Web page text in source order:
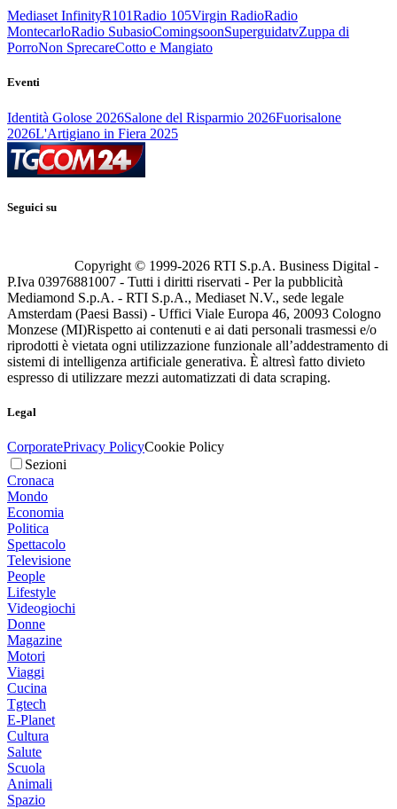
Mediaset InfinityR101Radio 105Virgin RadioRadio
MontecarloRadio SubasioComingsoonSuperguidatvZuppa di
PorroNon SprecareCotto e Mangiato
Eventi
Identità Golose 2026Salone del Risparmio 2026Fuorisalone
2026L'Artigiano in Fiera 2025
Seguici su
Copyright © 1999-2026 RTI S.p.A. Business Digital -
P.Iva 03976881007 - Tutti i diritti riservati - Per la pubblicità
Mediamond S.p.A. - RTI S.p.A., Mediaset N.V., sede legale
Amsterdam (Paesi Bassi) - Uffici Viale Europa 46, 20093 Cologno
Monzese (MI)Rispetto ai contenuti e ai dati personali trasmessi e/o
riprodotti è vietata ogni utilizzazione funzionale all’addestramento di
sistemi di intelligenza artificiale generativa. È altresì fatto divieto
espresso di utilizzare mezzi automatizzati di data scraping.
Legal
CorporatePrivacy PolicyCookie Policy
Sezioni
Cronaca
Mondo
Economia
Politica
Spettacolo
Televisione
People
Lifestyle
Videogiochi
Donne
Magazine
Motori
Viaggi
Cucina
Tgtech
E-Planet
Cultura
Salute
Scuola
Animali
Spazio